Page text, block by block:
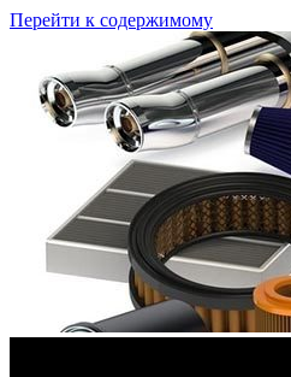
Перейти к содержимому